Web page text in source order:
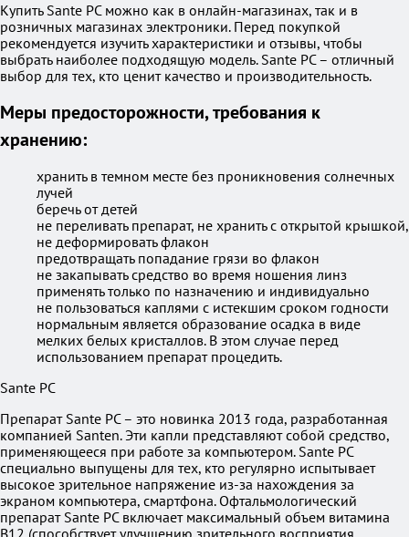
Купить Sante PC можно как в онлайн-магазинах, так и в
розничных магазинах электроники. Перед покупкой
рекомендуется изучить характеристики и отзывы, чтобы
выбрать наиболее подходящую модель. Sante PC – отличный
выбор для тех, кто ценит качество и производительность.
Меры предосторожности, требования к
хранению:
хранить в темном месте без проникновения солнечных
лучей
беречь от детей
не переливать препарат, не хранить с открытой крышкой,
не деформировать флакон
предотвращать попадание грязи во флакон
не закапывать средство во время ношения линз
применять только по назначению и индивидуально
не пользоваться каплями с истекшим сроком годности
нормальным является образование осадка в виде
мелких белых кристаллов. В этом случае перед
использованием препарат процедить.
Sante PC
Препарат Sante PC – это новинка 2013 года, разработанная
компанией Santen. Эти капли представляют собой средство,
применяющееся при работе за компьютером. Sante PC
специально выпущены для тех, кто регулярно испытывает
высокое зрительное напряжение из-за нахождения за
экраном компьютера, смартфона. Офтальмологический
препарат Sante PC включает максимальный объем витамина
В12 (способствует улучшению зрительного восприятия